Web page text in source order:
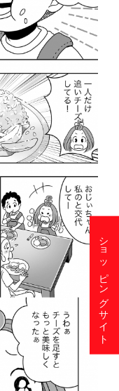
ショッピングサイト